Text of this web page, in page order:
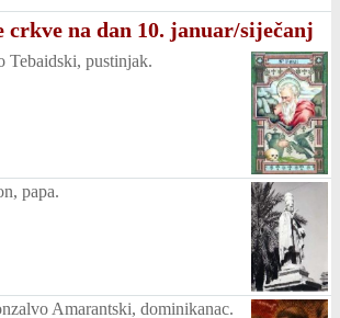
crkve na dan 10. januar/siječanj
Tebaidski, pustinjak.
papa.
Amarantski, dominikanac.